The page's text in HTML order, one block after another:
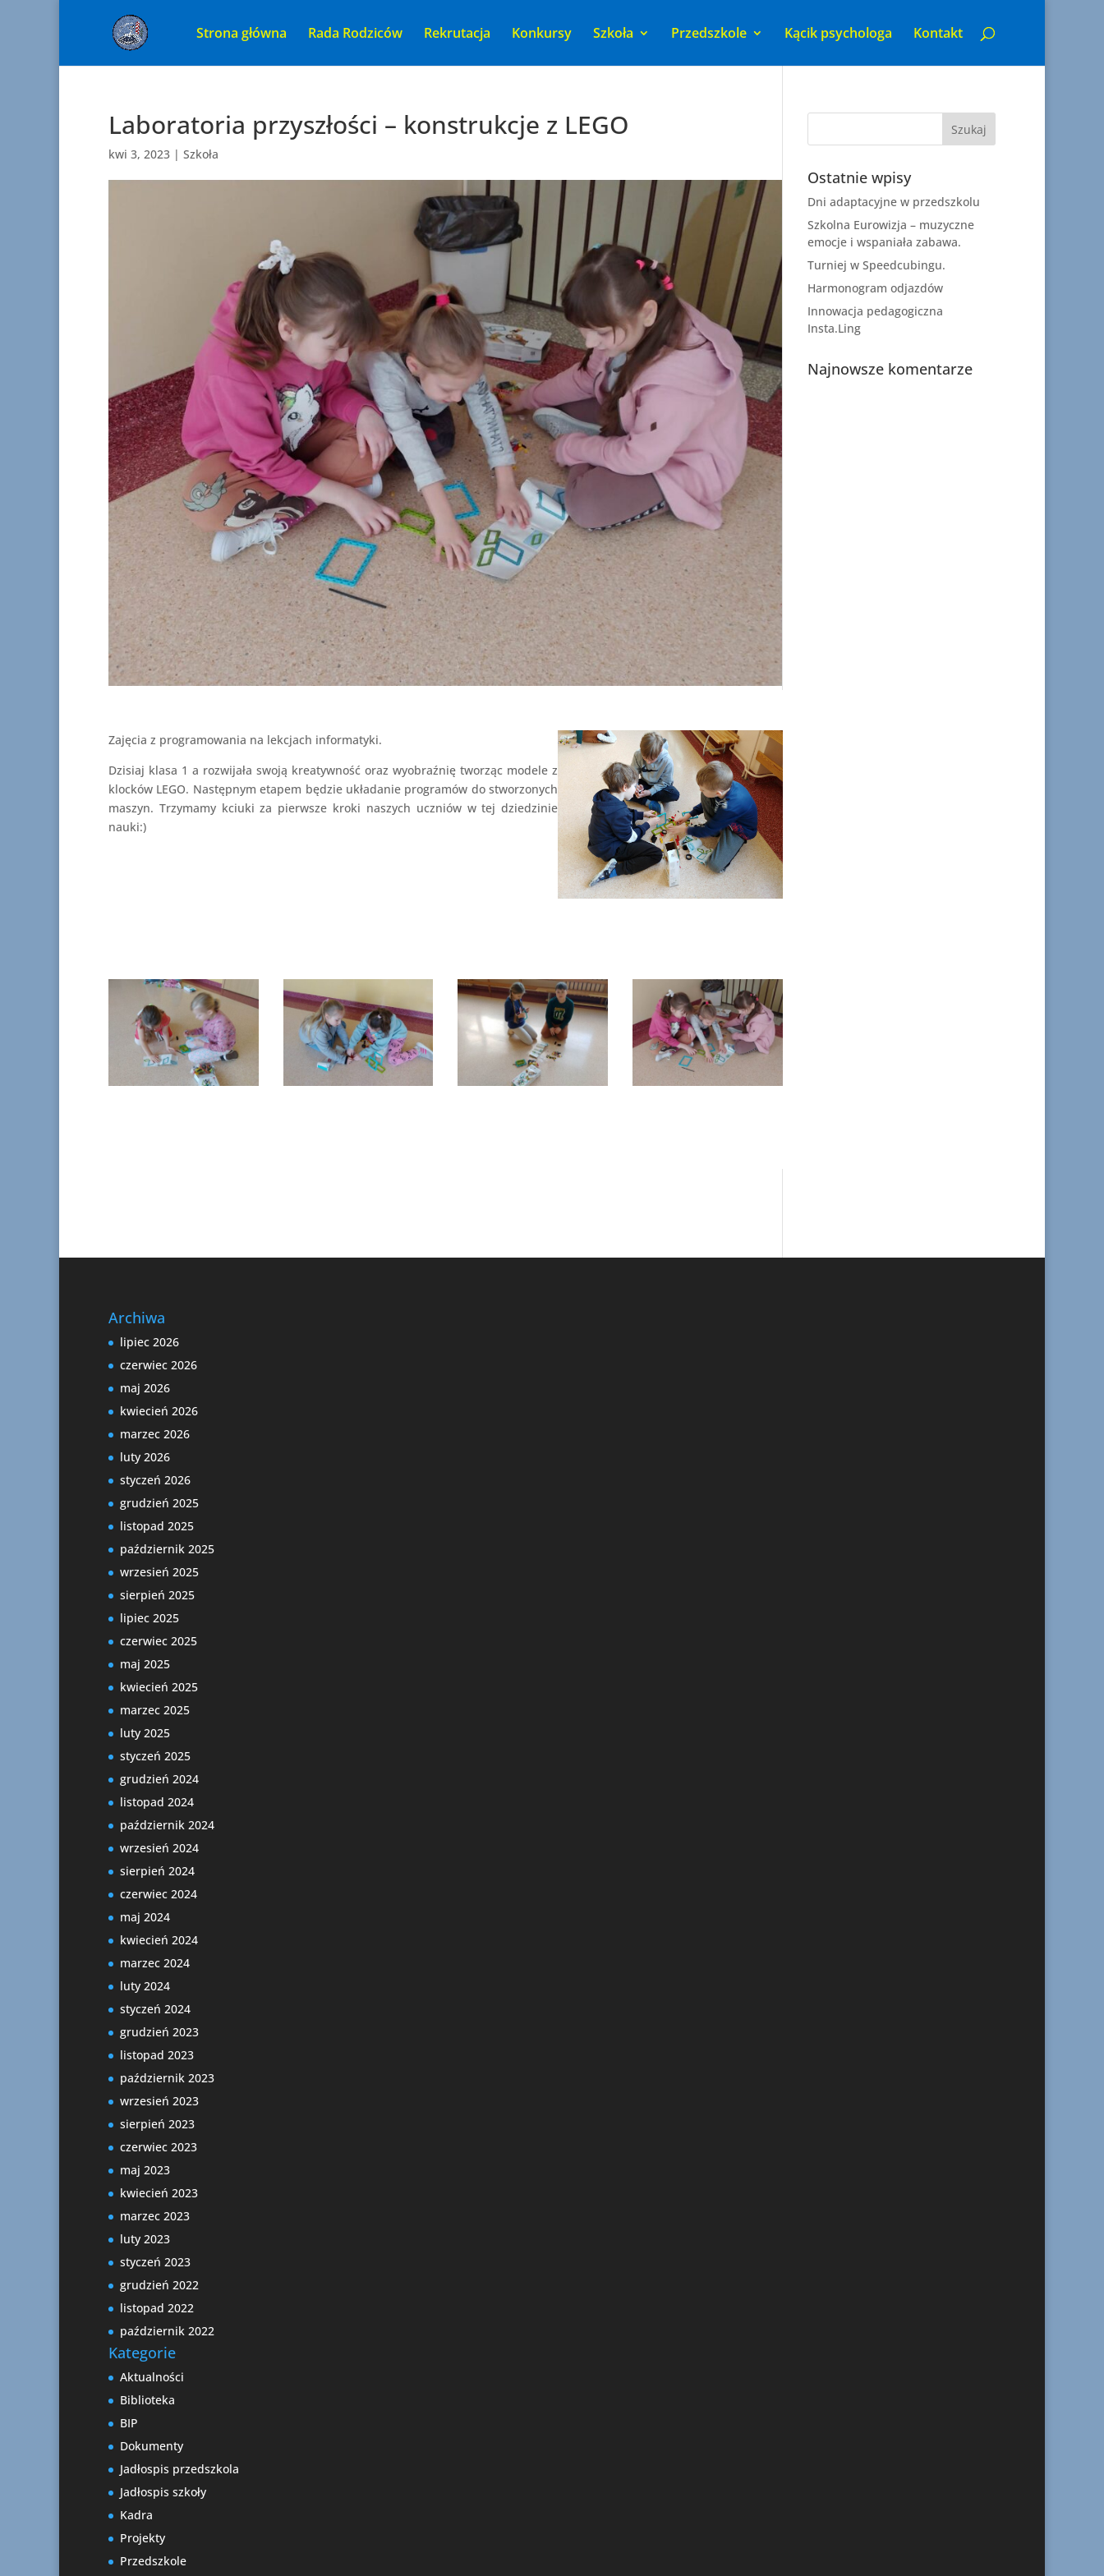
Strona główna Rada Rodziców Rekrutacja Konkursy Szkoła Przedszkole Kącik psychologa Kontakt
Laboratoria przyszłości – konstrukcje z LEGO
kwi 3, 2023 | Szkoła
Zajęcia z programowania na lekcjach informatyki.
Dzisiaj klasa 1 a rozwijała swoją kreatywność oraz wyobraźnię tworząc modele z
klocków LEGO. Następnym etapem będzie układanie programów do stworzonych
maszyn. Trzymamy kciuki za pierwsze kroki naszych uczniów w tej dziedzinie
nauki:)
Ostatnie wpisy
Dni adaptacyjne w przedszkolu
Szkolna Eurowizja – muzyczne
emocje i wspaniała zabawa.
Turniej w Speedcubingu.
Harmonogram odjazdów
Innowacja pedagogiczna
Insta.Ling
Najnowsze komentarze
Archiwa
lipiec 2026
czerwiec 2026
maj 2026
kwiecień 2026
marzec 2026
luty 2026
styczeń 2026
grudzień 2025
listopad 2025
październik 2025
wrzesień 2025
sierpień 2025
lipiec 2025
czerwiec 2025
maj 2025
kwiecień 2025
marzec 2025
luty 2025
styczeń 2025
grudzień 2024
listopad 2024
październik 2024
wrzesień 2024
sierpień 2024
czerwiec 2024
maj 2024
kwiecień 2024
marzec 2024
luty 2024
styczeń 2024
grudzień 2023
listopad 2023
październik 2023
wrzesień 2023
sierpień 2023
czerwiec 2023
maj 2023
kwiecień 2023
marzec 2023
luty 2023
styczeń 2023
grudzień 2022
listopad 2022
październik 2022
Kategorie
Aktualności
Biblioteka
BIP
Dokumenty
Jadłospis przedszkola
Jadłospis szkoły
Kadra
Projekty
Przedszkole